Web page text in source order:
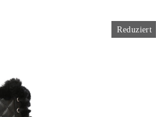
Reduziert